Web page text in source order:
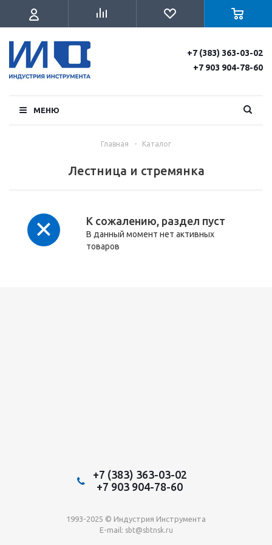
+7 (383) 363-03-02
+7 903 904-78-60
МЕНЮ
Главная - Каталог
Лестница и стремянка
К сожалению, раздел пуст
В данный момент нет активных
товаров
+7 (383) 363-03-02
+7 903 904-78-60
1993-2025 © Индустрия Инструмента
E-mail: sbt@sbtnsk.ru